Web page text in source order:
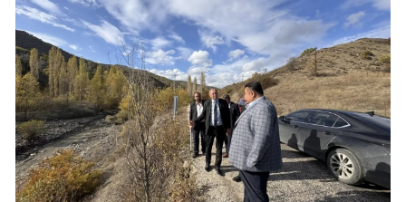
İzmir
Kars
Kastamonu
Kayseri
Kırklareli
Kırşehir